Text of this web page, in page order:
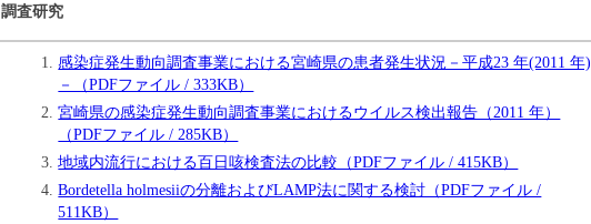
調査研究
感染症発生動向調査事業における宮崎県の患者発生状況－平成23 年(2011 年)
－（PDFファイル / 333KB）
宮崎県の感染症発生動向調査事業におけるウイルス検出報告（2011 年）
（PDFファイル / 285KB）
地域内流行における百日咳検査法の比較（PDFファイル / 415KB）
Bordetella holmesiiの分離およびLAMP法に関する検討（PDFファイル /
511KB）